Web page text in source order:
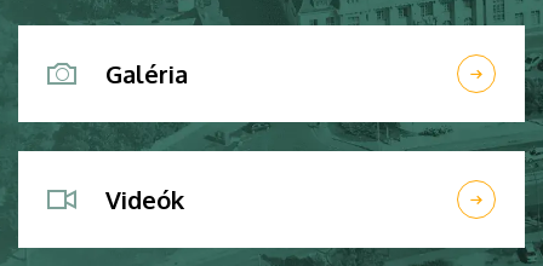
Galéria
Videók